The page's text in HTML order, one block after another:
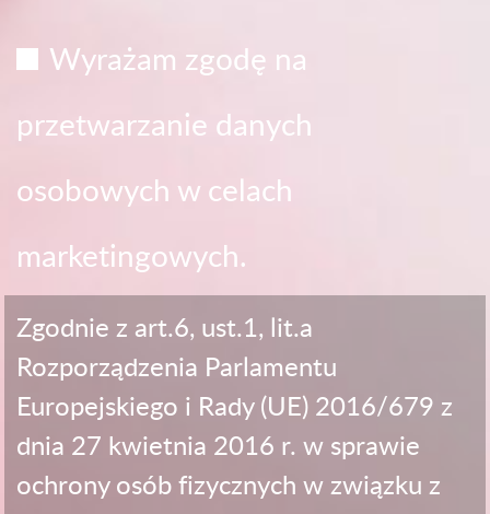
Wyrażam zgodę na
przetwarzanie danych
osobowych w celach
marketingowych.
Zgodnie z art.6, ust.1, lit.a
Rozporządzenia Parlamentu
Europejskiego i Rady (UE) 2016/679 z
dnia 27 kwietnia 2016 r. w sprawie
ochrony osób fizycznych w związku z